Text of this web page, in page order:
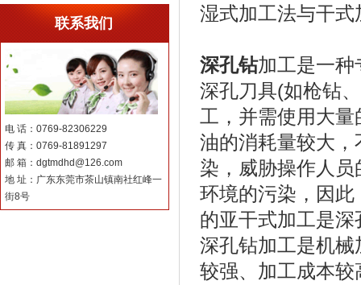
联系我们
电 话：0769-82306229
传 真：0769-81891297
邮 箱：dgtmdhd@126.com
地 址：广东东莞市茶山镇南社红峰一
街8号
湿式加工法与干
深孔钻加工是一种
深孔刀具(如枪钻
工，并需使用大
油的消耗量较大
染，威胁操作人
环境的污染，因
的亚干式加工是
深孔钻加工是机
较强、加工成本